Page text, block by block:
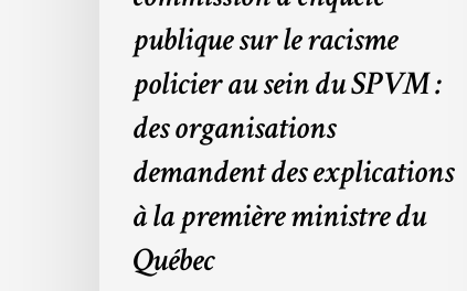
organisations
demandent
explications
première
ministre
publique sur le racisme
policier au sein du SPVM :
des organisations
demandent des explications
à la première ministre du
Québec